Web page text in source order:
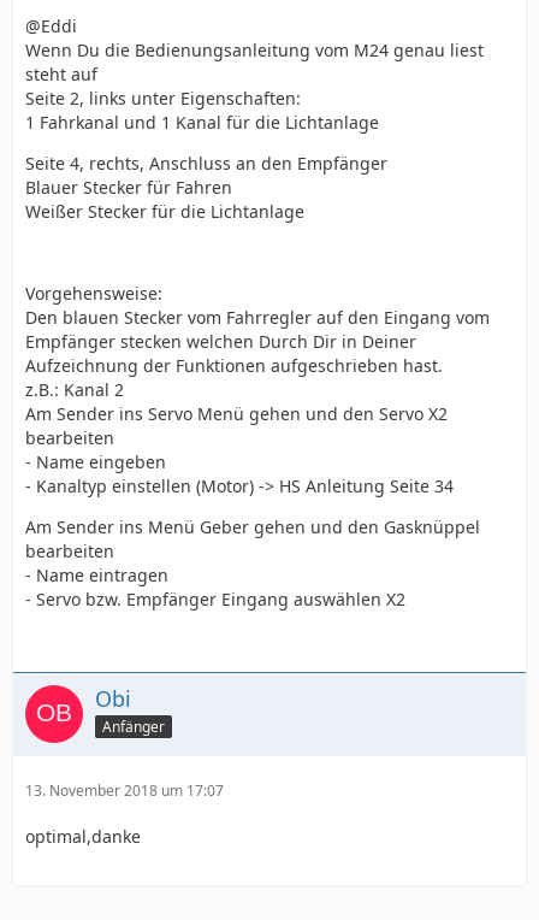
@Eddi
Wenn Du die Bedienungsanleitung vom M24 genau liest
steht auf
Seite 2, links unter Eigenschaften:
1 Fahrkanal und 1 Kanal für die Lichtanlage
Seite 4, rechts, Anschluss an den Empfänger
Blauer Stecker für Fahren
Weißer Stecker für die Lichtanlage
Vorgehensweise:
Den blauen Stecker vom Fahrregler auf den Eingang vom
Empfänger stecken welchen Durch Dir in Deiner
Aufzeichnung der Funktionen aufgeschrieben hast.
z.B.: Kanal 2
Am Sender ins Servo Menü gehen und den Servo X2
bearbeiten
- Name eingeben
- Kanaltyp einstellen (Motor) -> HS Anleitung Seite 34
Am Sender ins Menü Geber gehen und den Gasknüppel
bearbeiten
- Name eintragen
- Servo bzw. Empfänger Eingang auswählen X2
Obi
Anfänger
13. November 2018 um 17:07
optimal,danke